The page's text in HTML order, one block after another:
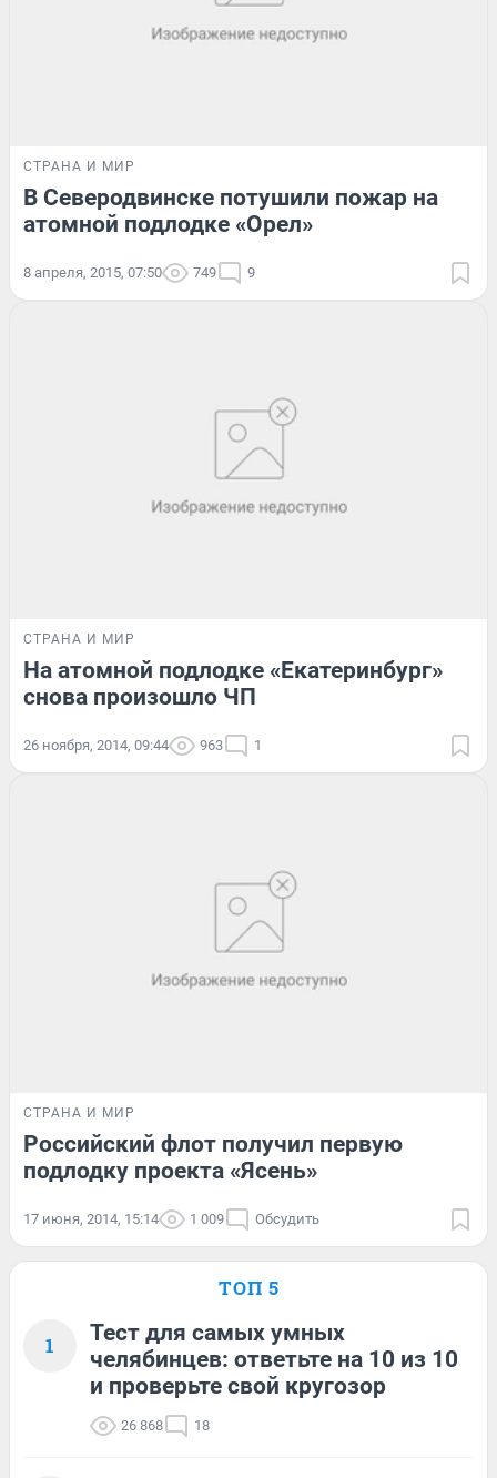
СТРАНА И МИР
В Северодвинске потушили пожар на
атомной подлодке «Орел»
8 апреля, 2015, 07:50 749 9
СТРАНА И МИР
На атомной подлодке «Екатеринбург»
снова произошло ЧП
26 ноября, 2014, 09:44 963 1
СТРАНА И МИР
Российский флот получил первую
подлодку проекта «Ясень»
17 июня, 2014, 15:14 1 009 Обсудить
ТОП 5
1
Тест для самых умных
челябинцев: ответьте на 10 из 10
и проверьте свой кругозор
26 868 18